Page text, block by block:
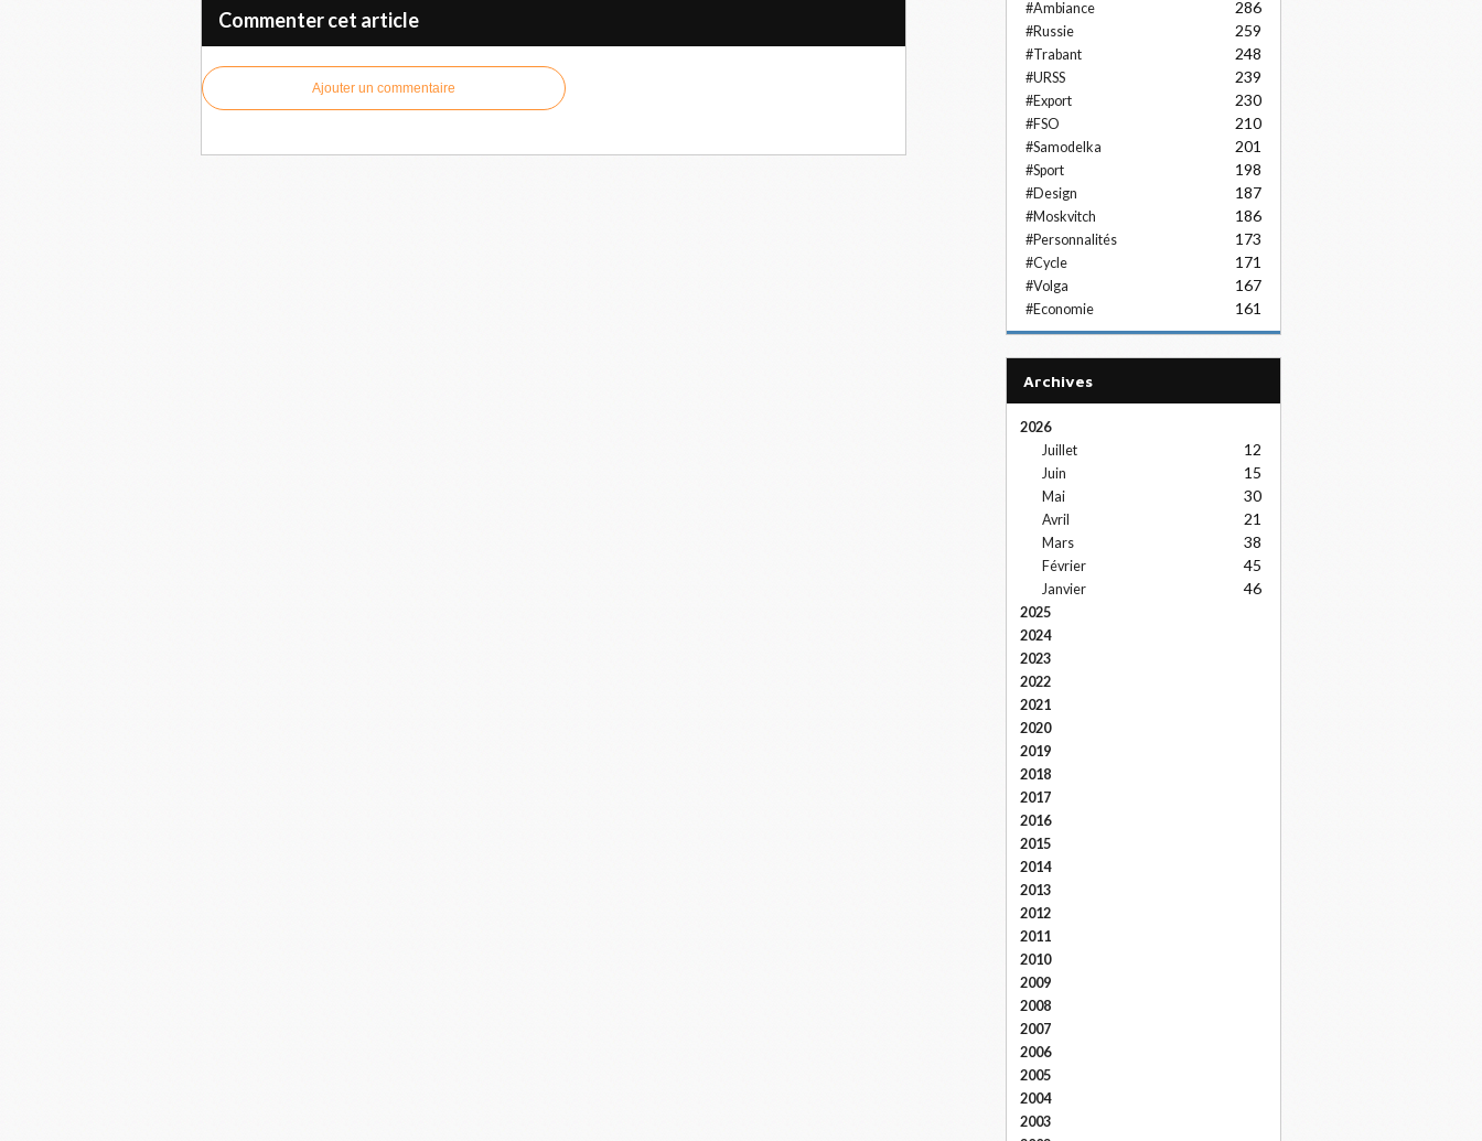
Commenter cet article
Ajouter un commentaire
#Ambiance 286
#Russie 259
#Trabant 248
#URSS 239
#Export 230
#FSO 210
#Samodelka 201
#Sport 198
#Design 187
#Moskvitch 186
#Personnalités 173
#Cycle 171
#Volga 167
#Economie 161
Archives
2026
Juillet
12
Juin 15
Mai 30
Avril 21
Mars 38
Février 45
Janvier 46
2025
2024
2023
2022
2021
2020
2019
2018
2017
2016
2015
2014
2013
2012
2011
2010
2009
2008
2007
2006
2005
2004
2003